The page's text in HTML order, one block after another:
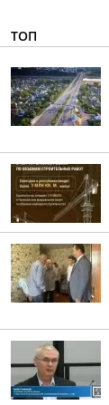
ТОП